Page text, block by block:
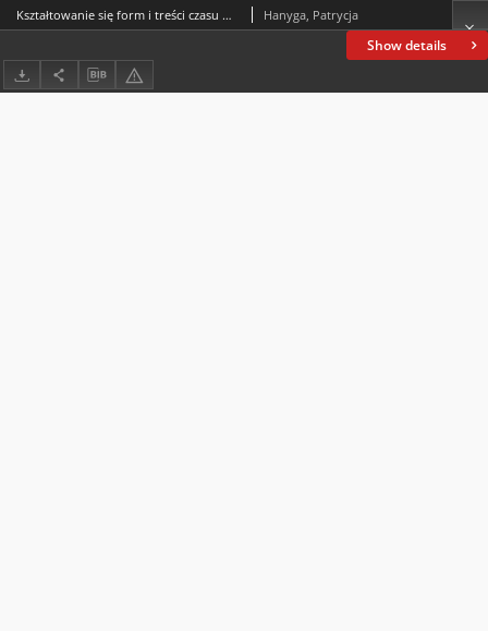
Show details
Kształtowanie się form i treści czasu wolnego na przestrzeni minionego wieku Hanyga, Patrycja